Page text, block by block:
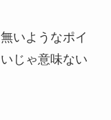
いようなポイ
じゃ意味ない